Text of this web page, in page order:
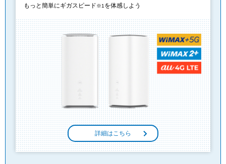
もっと簡単にギガスピード※1 を体感しよう
詳細はこちら